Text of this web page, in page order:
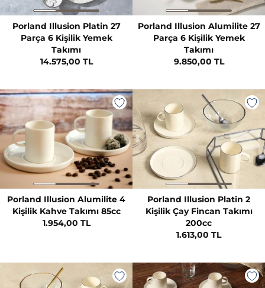
Porland Illusion Platin 27
Parça 6 Kişilik Yemek
Takımı
14.575,00 TL
Porland Illusion Alumilite 27
Parça 6 Kişilik Yemek
Takımı
9.850,00 TL
Porland Illusion Alumilite 4
Kişilik Kahve Takımı 85cc
1.954,00 TL
Porland Illusion Platin 2
Kişilik Çay Fincan Takımı
200cc
1.613,00 TL